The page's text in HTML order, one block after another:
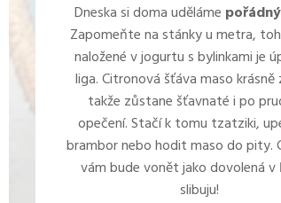
Dneska si doma uděláme
Zapomeňte na stánky u metra,
naložené v jogurtu s bylinkami je
liga. Citronová šťáva maso krásně
takže zůstane šťavnaté i po
opečení. Stačí k tomu tzatziki,
brambor nebo hodit maso do pity.
vám bude vonět jako dovolená v
slibuju!